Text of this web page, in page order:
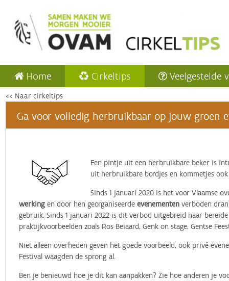
Home Cirkeltips Veelgestelde
<< Naar cirkeltips
Ga voor volledig herbruikbaar op jouw groen
Een pintje uit een herbruikbare beker is
uit herbruikbare bordjes en kommetjes
Sinds 1 januari 2020 is het voor Vlaamse
werkingen door hen georganiseerde evenementenverboden
gebruik. Sinds 1 januari 2022 is dit verbod uitgebreid naar
praktijkvoorbeelden zoals Ros Beiaard, Genk on stage, Gentse
Niet alleen overheden geven het goede voorbeeld, ook privé-
Festival waagden de sprong al.
Ben je benieuwd hoe je dit kan aanpakken? Zie hoe anderen je